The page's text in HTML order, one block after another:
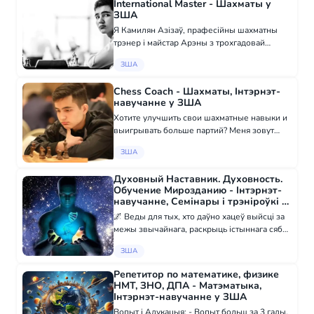
International Master - Шахматы у
ЗША
Я Камилян Азізаў, прафесійны шахматны
трэнер і майстар Арэны з трохгадовай
многія з іх удзельнічалі ў міжнародных
тур...
ЗША
Chess Coach - Шахматы, Інтэрнэт-
навучанне у ЗША
Хотите улучшить свои шахматные навыки и
выигрывать больше партий? Меня зовут
тренер по шахматам и мастер FIDE (AIM) с
обучил...
ЗША
Духовный Наставник. Духовность.
Обучение Мирозданию - Інтэрнэт-
навучанне, Семінары і трэніроўкі у
ЗША
🌌 Веды для тых, хто даўно хацеў выйсці за
межы звычайнага, раскрыць істыннага сябе,
харчаванне, як жыць асведамленна і чым
ЗША
Репетитор по математике, физике
НМТ, ЗНО, ДПА - Матэматыка,
Інтэрнэт-навучанне у ЗША